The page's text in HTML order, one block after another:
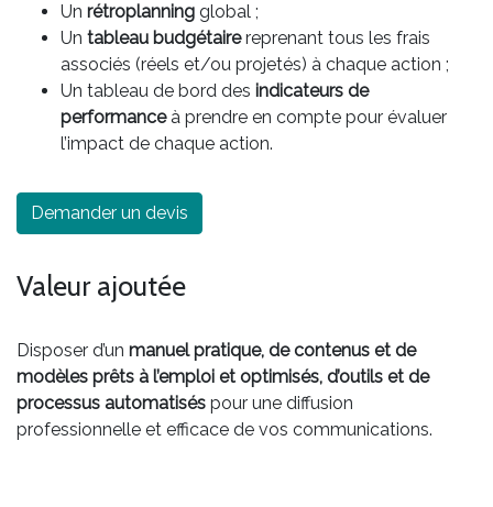
Un rétroplanning global ;
Un tableau budgétairereprenant tous les frais
associés (réels et/ou projetés) à chaque action ;
Un tableau de bord des indicateurs de
performanceà prendre en compte pour évaluer
l’impact de chaque action.
Demander un devis
Valeur ajoutée
Disposer d’un manuel pratique, de contenus et de
modèles prêts à l’emploi et optimisés, d’outils et de
processus automatisés pour une diffusion
professionnelle et efficace de vos communications.